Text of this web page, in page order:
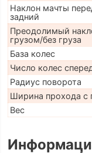
Наклон мачты
задний
Преодолимый
грузом/без груза
База колес
Число колес
Радиус поворота
Ширина прохода с
Вес